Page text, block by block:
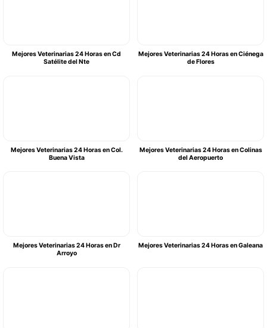
Mejores Veterinarias 24 Horas en Cd
Satélite del Nte
Mejores Veterinarias 24 Horas en Ciénega
de Flores
Mejores Veterinarias 24 Horas en Col.
Buena Vista
Mejores Veterinarias 24 Horas en Colinas
del Aeropuerto
Mejores Veterinarias 24 Horas en Dr
Arroyo
Mejores Veterinarias 24 Horas en Galeana